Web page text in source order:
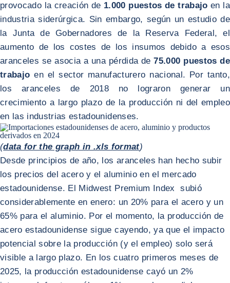
provocado la creación de 1.000 puestos de trabajoen la
industria siderúrgica. Sin embargo, según un estudio de
la Junta de Gobernadores de la Reserva Federal, el
aumento de los costes de los insumos debido a esos
aranceles se asocia a una pérdida de75.000 puestos de
trabajoen el sector manufacturero nacional. Por tanto,
los aranceles de 2018 no lograron generar un
crecimiento a largo plazo de la producción ni del empleo
en las industrias estadounidenses.
(data for the graph in .xls format)
Desde principios de año, los aranceles han hecho subir
los precios del acero y el aluminio en el mercado
estadounidense. El Midwest Premium Index subió
considerablemente en enero: un 20% para el acero y un
65% para el aluminio. Por el momento, la producción de
acero estadounidense sigue cayendo, ya que el impacto
potencial sobre la producción (y el empleo) solo será
visible a largo plazo. En los cuatro primeros meses de
2025, la producción estadounidense cayó un 2%